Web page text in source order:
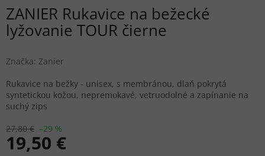
ZANIER Rukavice na bežecké
lyžovanie TOUR čierne
Značka: Zanier
27,80 € –29 %
19,50 €
Rukavice na bežky - unisex, s membránou, dlaň pokrytá
syntetickou kožou, nepremokavé, vetruodolné a zapínanie na
suchý zips